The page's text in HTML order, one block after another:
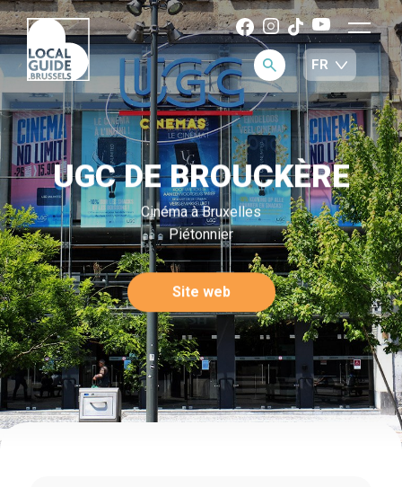
UGC DE BROUCKÈRE
Cinéma à Bruxelles
Piétonnier
Site web